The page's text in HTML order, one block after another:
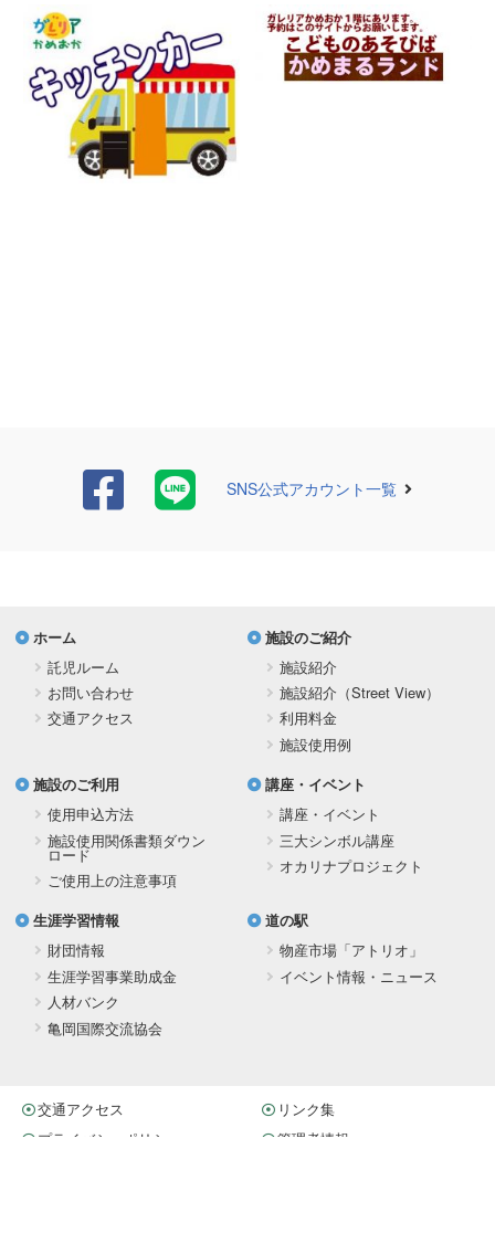
SNS公式アカウント一覧
ホーム
託児ルーム
お問い合わせ
交通アクセス
施設のご紹介
施設紹介
施設紹介（Street View）
利用料金
施設使用例
施設のご利用
使用申込方法
施設使用関係書類ダウン
ロード
ご使用上の注意事項
講座・イベント
講座・イベント
三大シンボル講座
オカリナプロジェクト
生涯学習情報
財団情報
生涯学習事業助成金
人材バンク
亀岡国際交流協会
道の駅
物産市場「アトリオ」
イベント情報・ニュース
交通アクセス
リンク集
プライバシーポリシー
管理者情報